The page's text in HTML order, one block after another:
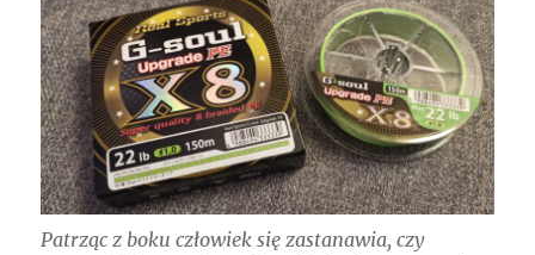
Patrząc z boku człowiek się zastanawia, czy